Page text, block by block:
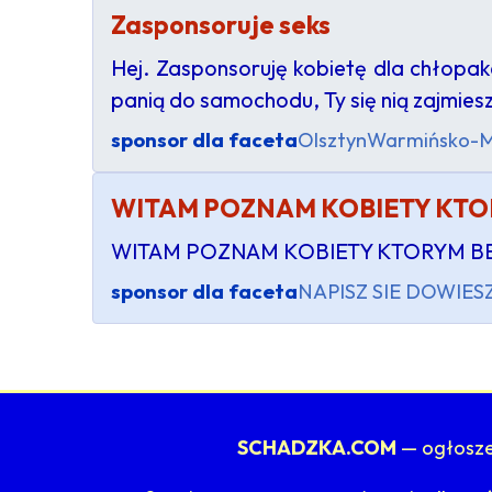
Zasponsoruje seks
Hej. Zasponsoruję kobietę dla
panią do samochodu, Ty się nią
sponsor dla facetaOlsztynWarmińsko-
WITAM POZNAM KOBIETY
WITAM POZNAM KOBIETY KTORYM
sponsor dla facetaNAPISZ SIE
SCHADZKA.COM —